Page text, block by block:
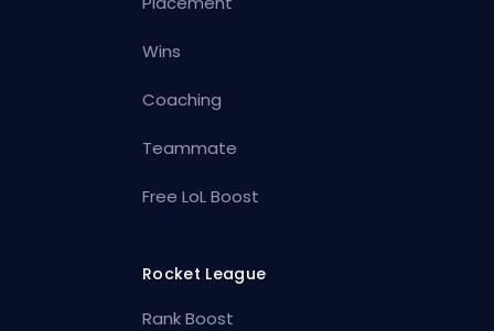
Wins
Coaching
Teammate
Free LoL Boost
Rocket League
Rank Boost